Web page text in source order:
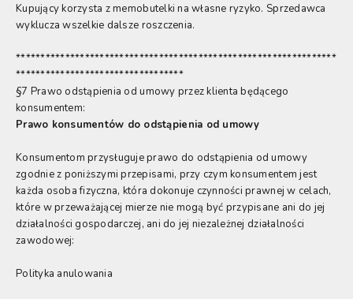
Kupujący korzysta z memobutelki na własne ryzyko. Sprzedawca
wyklucza wszelkie dalsze roszczenia.
*****************************************************************
**********************************
§7 Prawo odstąpienia od umowy przez klienta będącego
konsumentem:
Prawo konsumentów do odstąpienia od umowy
Konsumentom przysługuje prawo do odstąpienia od umowy
zgodnie z poniższymi przepisami, przy czym konsumentem jest
każda osoba fizyczna, która dokonuje czynności prawnej w celach,
które w przeważającej mierze nie mogą być przypisane ani do jej
działalności gospodarczej, ani do jej niezależnej działalności
zawodowej:
Polityka anulowania